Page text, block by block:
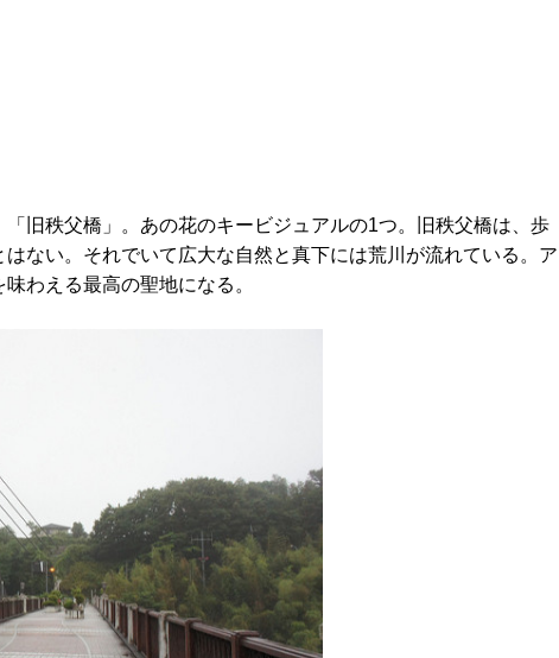
旧秩父橋」。あの花のキービジュアルの1つ。旧秩父橋は、歩
ない。それでいて広大な自然と真下には荒川が流れている。ア
わえる最高の聖地になる。